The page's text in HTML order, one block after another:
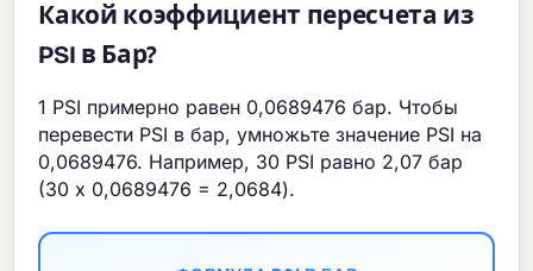
Какой коэффициент пересчета из
PSI в Бар?
1 PSI примерно равен 0,0689476 бар. Чтобы
перевести PSI в бар, умножьте значение PSI на
0,0689476. Например, 30 PSI равно 2,07 бар
(30 x 0,0689476 = 2,0684).